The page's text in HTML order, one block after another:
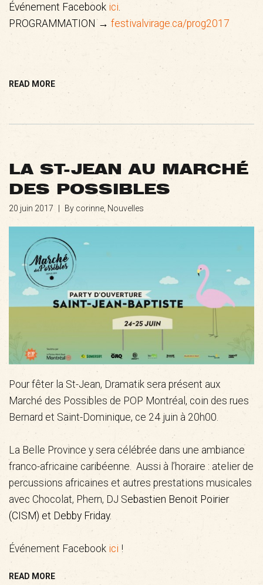
Événement Facebook ici
PROGRAMMATION → festivalvirage.ca/prog2017
READ MORE
LA ST-JEAN AU MARCHÉ
DES POSSIBLES
20 juin 2017 By corinne, Nouvelles
Pour fêter la St-Jean, Dramatik sera présent aux
Marché des Possibles de POP Montréal, coin des rues
Bernard et Saint-Dominique, ce 24 juin à 20h00.
La Belle Province y sera célébrée dans une ambiance
franco-africaine caribéenne. Aussi à l’horaire : atelier de
percussions africaines et autres prestations musicales
avec Chocolat, Phern, DJ Sebastien Benoit Poirier
(CISM) et Debby Friday.
Événement Facebook ici !
READ MORE